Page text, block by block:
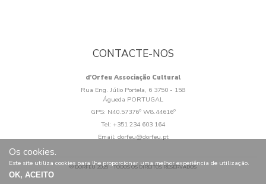
Os cookies.
Este site utiliza cookies para lhe proporcionar uma melhor experiência de utilização.
OK, ACEITO
CONTACTE-NOS
d’Orfeu Associação Cultural
Rua Eng. Júlio Portela, 6 3750 - 158
Águeda PORTUGAL
GPS: N40.57376º W8.44616º
Tel: +351 234 603 164
Email:dorfeu@dorfeu.pt
® DORFEU 2026 - TODOS OS DIREITOS RESERVADOS